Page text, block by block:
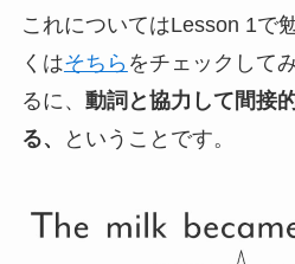
これについてはLesson 1で
くはそちら をチェックして
るに、 動詞と協力して間接
る、
ということです。